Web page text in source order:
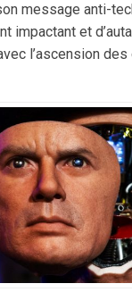
message anti-
impactant et
l’ascension